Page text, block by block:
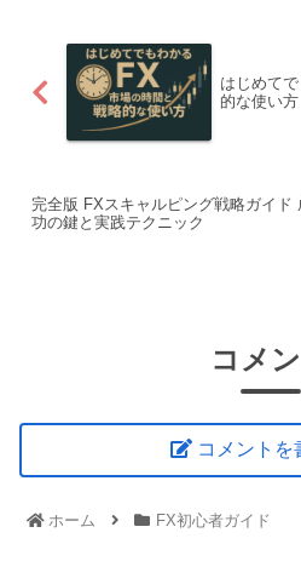
はじめて
的な使い方
完全版 FXスキャルピング戦略ガイド
功の鍵と実践テクニック
コメ
コメントを
ホーム FX初心者ガイド